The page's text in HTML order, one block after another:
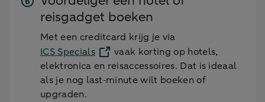
reisgadget boeken
Met een creditcard krijg je via
ICS Specials
vaak korting op hotels,
elektronica en reisaccessoires. Dat is ideaal
als je nog last‑minute wilt boeken of
upgraden.